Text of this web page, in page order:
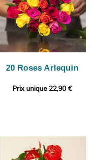
20 Roses Arlequin
Prix unique 22,90 €